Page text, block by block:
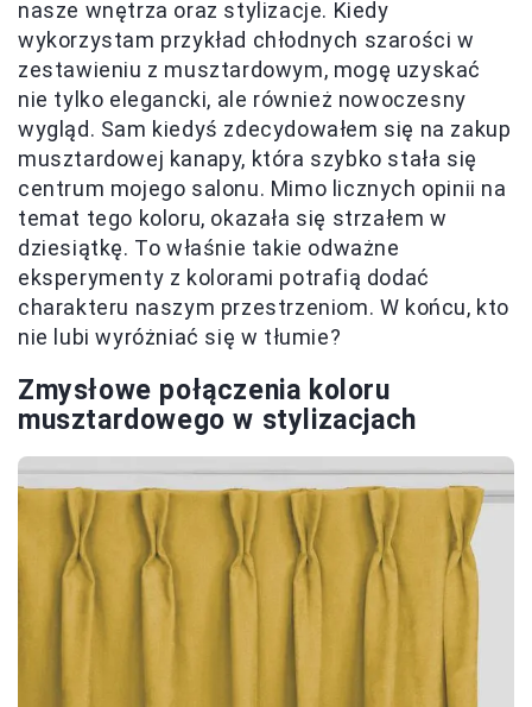
nasze wnętrza oraz stylizacje. Kiedy
wykorzystam przykład chłodnych szarości w
zestawieniu z musztardowym, mogę uzyskać
nie tylko elegancki, ale również nowoczesny
wygląd. Sam kiedyś zdecydowałem się na zakup
musztardowej kanapy, która szybko stała się
centrum mojego salonu. Mimo licznych opinii na
temat tego koloru, okazała się strzałem w
dziesiątkę. To właśnie takie odważne
eksperymenty z kolorami potrafią dodać
charakteru naszym przestrzeniom. W końcu, kto
nie lubi wyróżniać się w tłumie?
Zmysłowe połączenia koloru
musztardowego w stylizacjach